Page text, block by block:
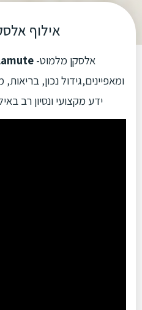
אילוף
אלסקן מלמוט-
ידע מקצועי ונסיון רב